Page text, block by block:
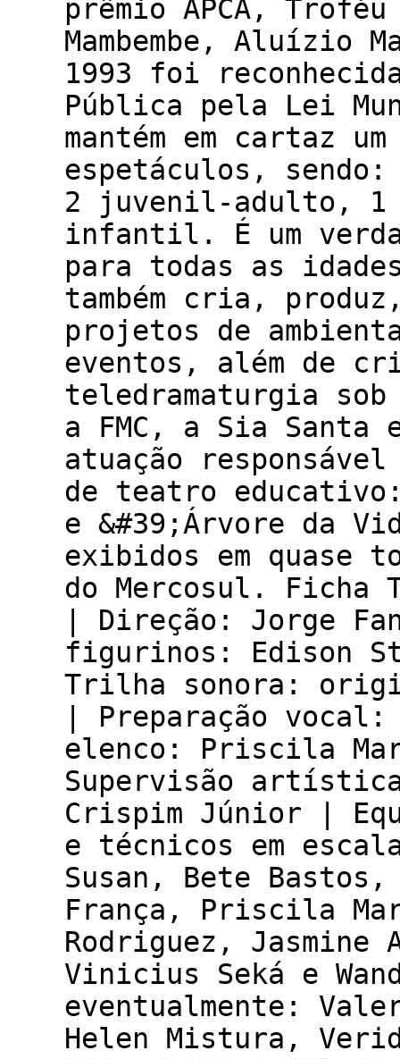
prêmio APCA,
Mambembe, Aluízio
1993 foi
Pública pela Lei
mantém em cartaz
espetáculos,
2 juvenil-adulto, 1
infantil. É um
para todas as
também cria,
projetos de
eventos, além de
teledramaturgia sob
a FMC, a Sia
atuação responsável
de teatro educativo:
e &#39;Árvore da
exibidos em quase
do Mercosul. Ficha
| Direção: Jorge
figurinos: Edison
Trilha sonora:
| Preparação
elenco: Priscila
Supervisão
Crispim Júnior |
e técnicos em
Susan, Bete Bastos,
França, Priscila
Rodriguez,
Vinicius Seká e
eventualmente:
Helen Mistura,